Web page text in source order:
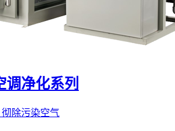
调净化系列
除污染空气